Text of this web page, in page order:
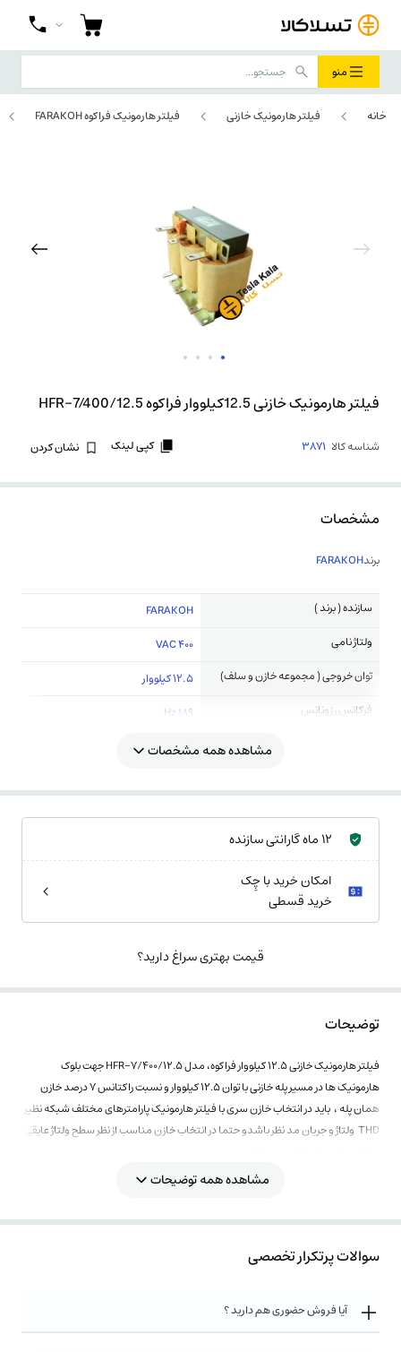
منو
خانه فیلتر هارمونیک خازنی فیلتر هارمونیک فراکوه FARAKOH
فیلتر هارمونیک خازنی 12.5کیلووار فراكوه HFR-7/400/12.5
شناسه کالا 3871 کپی لینک نشان کردن
مشخصات
برندFARAKOH
سازنده ( برند )
FARAKOH
ولتاژ نامی
400 VAC
توان خروجی ( مجموعه خازن و سلف)
12.5 کیلووار
فرکانس رزونانس
189 Hz
مشاهده همه مشخصات
12 ماه گارانتی سازنده
امکان خرید با چِک
خرید قسطی
قیمت بهتری سراغ دارید؟
توضیحات
فیلتر هارمونیک خازنی 12.5 کیلووار فراكوه، مدل HFR-7/400/12.5 جهت بلوک
هارمونیک ها در مسیر پله خازنی با توان 12.5 کیلووار و نسبت راکتانس 7 درصد خازن
همان پله ، باید در انتخاب خازن سری با فیلتر هارمونیک پارامترهای مختلف شبکه نظیر
THD ولتاژ و جریان مد نظر باشدو حتما در انتخاب خازن مناسب از نظر سطح ولتاژ عایقی
مشاهده همه توضیحات
سوالات پرتکرار تخصصی
آیا فروش حضوری هم دارید ؟